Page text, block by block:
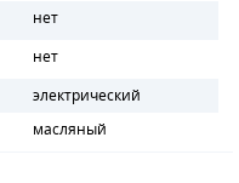
нет
нет
электрический
масляный